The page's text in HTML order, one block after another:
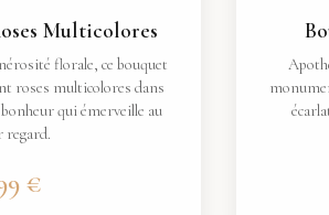
Multicolores
florale, ce bouquet
roses multicolores dans
qui émerveille au
regard.
€